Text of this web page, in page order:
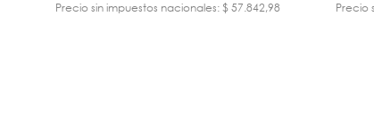
Precio sin impuestos nacionales: $ 57.842,98 Precio